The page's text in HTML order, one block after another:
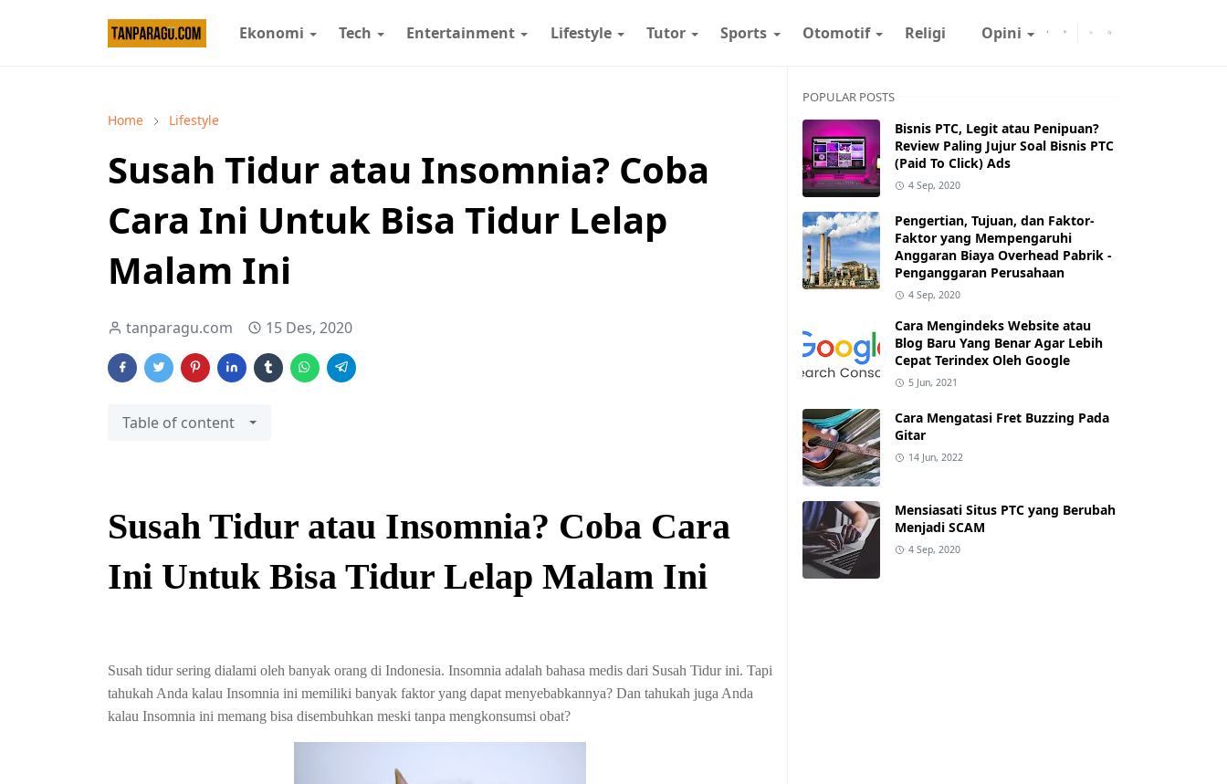
Ekonomi Tech Entertainment Lifestyle Tutor Sports Otomotif Religi Opini
Home Lifestyle
Susah Tidur atau Insomnia? Coba
Cara Ini Untuk Bisa Tidur Lelap
Malam Ini
tanparagu.com 15 Des, 2020
Table of content
Susah Tidur atau Insomnia? Coba Cara
Ini Untuk Bisa Tidur Lelap Malam Ini
Susah tidur sering dialami oleh banyak orang di Indonesia. Insomnia adalah bahasa medis dari Susah Tidur ini. Tapi
tahukah Anda kalau Insomnia ini memiliki banyak faktor yang dapat menyebabkannya? Dan tahukah juga Anda
kalau Insomnia ini memang bisa disembuhkan meski tanpa mengkonsumsi obat?
POPULAR POSTS
Bisnis PTC, Legit atau Penipuan?
Review Paling Jujur Soal Bisnis PTC
(Paid To Click) Ads
4 Sep, 2020
Pengertian, Tujuan, dan Faktor-
Faktor yang Mempengaruhi
Anggaran Biaya Overhead Pabrik -
Penganggaran Perusahaan
4 Sep, 2020
Cara Mengindeks Website atau
Blog Baru Yang Benar Agar Lebih
Cepat Terindex Oleh Google
5 Jun, 2021
Cara Mengatasi Fret Buzzing Pada
Gitar
14 Jun, 2022
Mensiasati Situs PTC yang Berubah
Menjadi SCAM
4 Sep, 2020